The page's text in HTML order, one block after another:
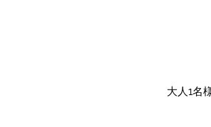
大人1名